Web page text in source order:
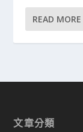
READ MORE
文章分類